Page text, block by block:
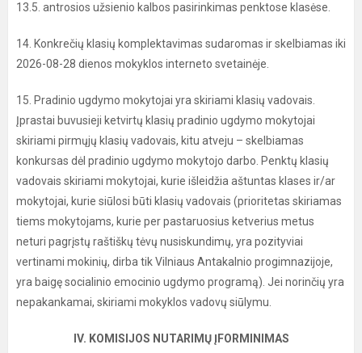
13.5. antrosios užsienio kalbos pasirinkimas penktose klasėse.
14. Konkrečių klasių komplektavimas sudaromas ir skelbiamas iki
2026-08-28 dienos mokyklos interneto svetainėje.
15. Pradinio ugdymo mokytojai yra skiriami klasių vadovais.
Įprastai buvusieji ketvirtų klasių pradinio ugdymo mokytojai
skiriami pirmųjų klasių vadovais, kitu atveju – skelbiamas
konkursas dėl pradinio ugdymo mokytojo darbo. Penktų klasių
vadovais skiriami mokytojai, kurie išleidžia aštuntas klases ir/ar
mokytojai, kurie siūlosi būti klasių vadovais (prioritetas skiriamas
tiems mokytojams, kurie per pastaruosius ketverius metus
neturi pagrįstų raštiškų tėvų nusiskundimų, yra pozityviai
vertinami mokinių, dirba tik Vilniaus Antakalnio progimnazijoje,
yra baigę socialinio emocinio ugdymo programą). Jei norinčių yra
nepakankamai, skiriami mokyklos vadovų siūlymu.
IV. KOMISIJOS NUTARIMŲ ĮFORMINIMAS